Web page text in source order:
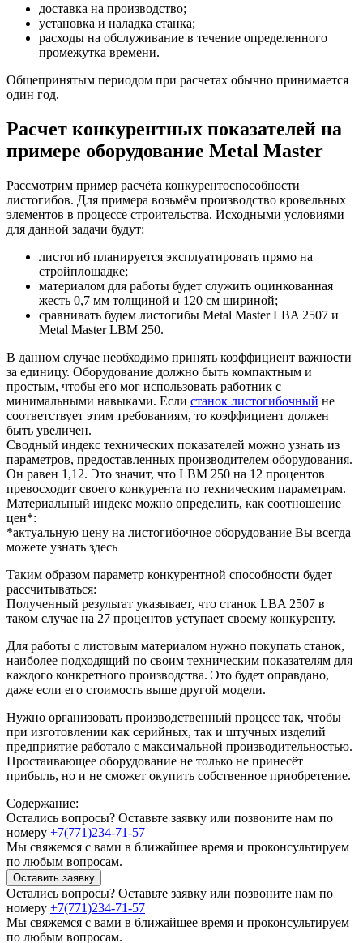
доставка на производство;
установка и наладка станка;
расходы на обслуживание в течение определенного
промежутка времени.
Общепринятым периодом при расчетах обычно принимается
один год.
Расчет конкурентных показателей на
примере оборудование Metal Master
Рассмотрим пример расчёта конкурентоспособности
листогибов. Для примера возьмём производство кровельных
элементов в процессе строительства. Исходными условиями
для данной задачи будут:
листогиб планируется эксплуатировать прямо на
стройплощадке;
материалом для работы будет служить оцинкованная
жесть 0,7 мм толщиной и 120 см шириной;
сравнивать будем листогибы Metal Master LBA 2507 и
Metal Master LBM 250.
В данном случае необходимо принять коэффициент важности
за единицу. Оборудование должно быть компактным и
простым, чтобы его мог использовать работник с
минимальными навыками. Если станок листогибочный не
соответствует этим требованиям, то коэффициент должен
быть увеличен.
Сводный индекс технических показателей можно узнать из
параметров, предоставленных производителем оборудования.
Он равен 1,12. Это значит, что LBM 250 на 12 процентов
превосходит своего конкурента по техническим параметрам.
Материальный индекс можно определить, как соотношение
цен*:
*актуальную цену на листогибочное оборудование Вы всегда
можете узнать здесь
Таким образом параметр конкурентной способности будет
рассчитываться:
Полученный результат указывает, что станок LBA 2507 в
таком случае на 27 процентов уступает своему конкуренту.
Для работы с листовым материалом нужно покупать станок,
наиболее подходящий по своим техническим показателям для
каждого конкретного производства. Это будет оправдано,
даже если его стоимость выше другой модели.
Нужно организовать производственный процесс так, чтобы
при изготовлении как серийных, так и штучных изделий
предприятие работало с максимальной производительностью.
Простаивающее оборудование не только не принесёт
прибыль, но и не сможет окупить собственное приобретение.
Содержание:
Остались вопросы? Оставьте заявку или позвоните нам по
номеру +7(771)234-71-57
Мы свяжемся с вами в ближайшее время и проконсультируем
по любым вопросам.
Оставить заявку
Остались вопросы? Оставьте заявку или позвоните нам по
номеру +7(771)234-71-57
Мы свяжемся с вами в ближайшее время и проконсультируем
по любым вопросам.